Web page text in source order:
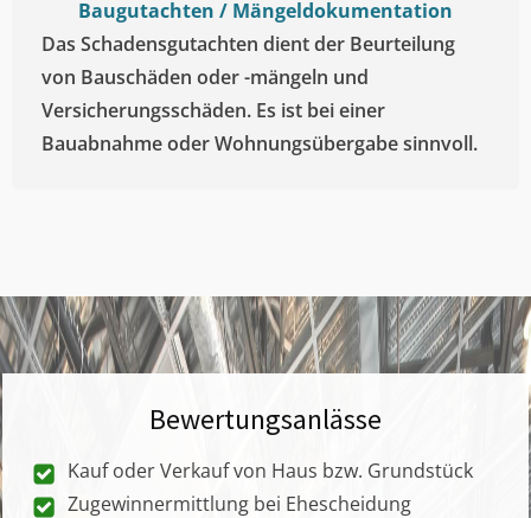
Baugutachten / Mängeldokumentation
Das Schadensgutachten dient der Beurteilung
von Bauschäden oder -mängeln und
Versicherungsschäden. Es ist bei einer
Bauabnahme oder Wohnungsübergabe sinnvoll.
Bewertungsanlässe
Kauf oder Verkauf von Haus bzw. Grundstück
Zugewinnermittlung bei Ehescheidung